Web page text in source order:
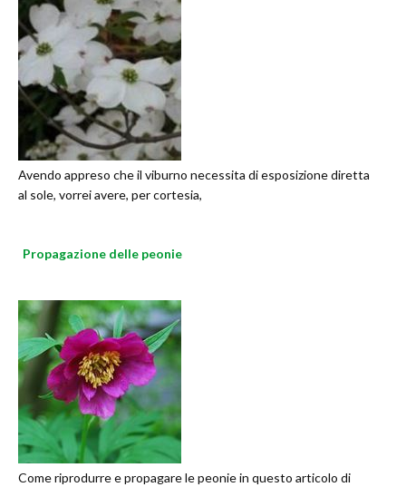
Avendo appreso che il viburno necessita di esposizione diretta
al sole, vorrei avere, per cortesia,
Propagazione delle peonie
Come riprodurre e propagare le peonie in questo articolo di